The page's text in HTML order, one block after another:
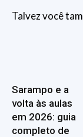
Talvez você
Sarampo e a
volta às aulas
em 2026: guia
completo de